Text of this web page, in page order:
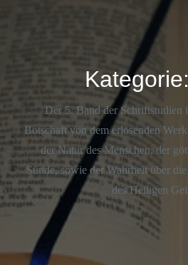
Kategorie:
Der 5. Band der Schriftstudien
Botschaft von dem erlösenden
der Natur des Menschen, der
Sünde, sowie der Wahrheit über
des Heiligen